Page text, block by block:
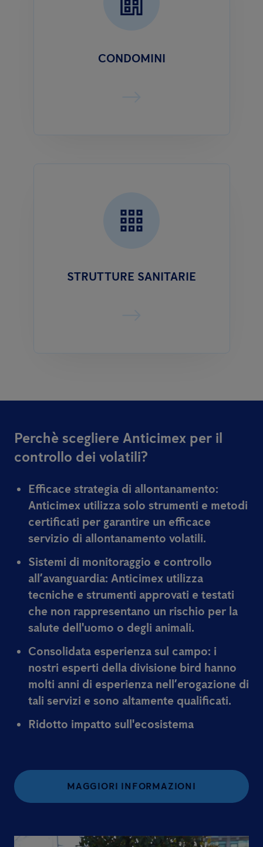
CONDOMINI
STRUTTURE SANITARIE
Perchè scegliere Anticimex per il
controllo dei volatili?
Efficace strategia di allontanamento:
Anticimex utilizza solo strumenti e metodi
certificati per garantire un efficace
servizio di allontanamento volatili.
Sistemi di monitoraggio e controllo
all’avanguardia: Anticimex utilizza
tecniche e strumenti approvati e testati
che non rappresentano un rischio per la
salute dell'uomo o degli animali.
Consolidata esperienza sul campo: i
nostri esperti della divisione bird hanno
molti anni di esperienza nell’erogazione di
tali servizi e sono altamente qualificati.
Ridotto impatto sull'ecosistema
MAGGIORI INFORMAZIONI